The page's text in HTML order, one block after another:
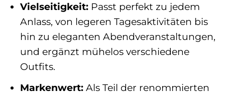
Vielseitigkeit:Passt perfekt zu jedem
Anlass, von legeren Tagesaktivitäten bis
hin zu eleganten Abendveranstaltungen,
und ergänzt mühelos verschiedene
Outfits.
Markenwert:Als Teil der renommierten